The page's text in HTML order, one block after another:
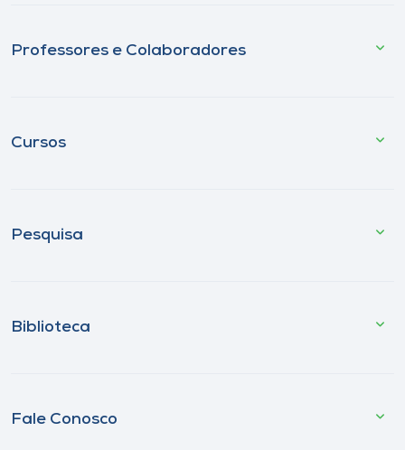
Professores e Colaboradores
Cursos
Pesquisa
Biblioteca
Fale Conosco